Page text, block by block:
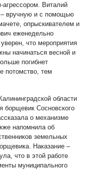
Виталий
вручную и с помощью
опрыскивателем и
еженедельно
что мероприятия
начинаться весной и
погибнет
потомство, тем
области
борщевик Сосновского
о механизме
напомнила об
земельных
Наказание –
что в этой работе
муниципального